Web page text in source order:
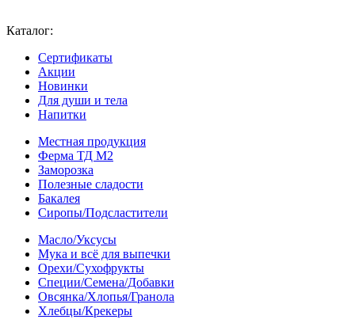
Каталог:
Сертификаты
Акции
Новинки
Для души и тела
Напитки
Местная продукция
Ферма ТД М2
Заморозка
Полезные сладости
Бакалея
Сиропы/Подсластители
Масло/Уксусы
Мука и всё для выпечки
Орехи/Сухофрукты
Специи/Семена/Добавки
Овсянка/Хлопья/Гранола
Хлебцы/Крекеры